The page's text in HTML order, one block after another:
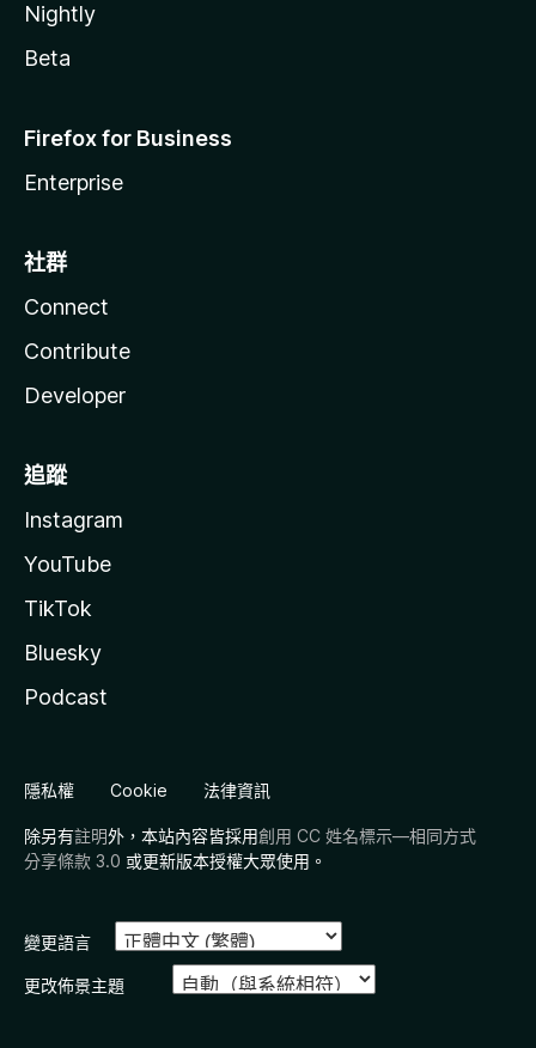
Nightly
Beta
Firefox for Business
Enterprise
社群
Connect
Contribute
Developer
追蹤
Instagram
YouTube
TikTok
Bluesky
Podcast
隱私權 Cookie 法律資訊
除另有註明外，本站內容皆採用創用 CC 姓名標示—相同方式
分享條款 3.0 或更新版本授權大眾使用。
變更語言
更改佈景主題